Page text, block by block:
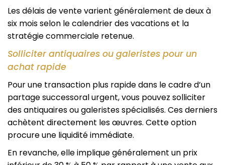
Les délais de vente varient généralement de deux à
six mois selon le calendrier des vacations et la
stratégie commerciale retenue.
Solliciter antiquaires ou galeristes pour un
achat rapide
Pour une transaction plus rapide dans le cadre d’un
partage successoral urgent, vous pouvez solliciter
des antiquaires ou galeristes spécialisés. Ces derniers
achètent directement les œuvres. Cette option
procure une liquidité immédiate.
En revanche, elle implique généralement un prix